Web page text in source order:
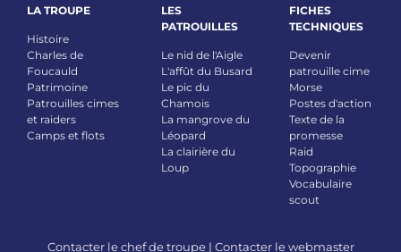
LA TROUPE
Histoire
Charles de
Foucauld
Patrimoine
Patrouilles cimes
et raiders
Camps et flots
LES
PATROUILLES
Le nid de l'Aigle
L'affût du Busard
Le pic du
Chamois
La mangrove du
Léopard
La clairière du
Loup
FICHES
TECHNIQUES
Devenir
patrouille cime
Morse
Postes d'action
Texte de la
promesse
Raid
Topographie
Vocabulaire
scout
Contacter le chef de troupe| Contacter le webmaster